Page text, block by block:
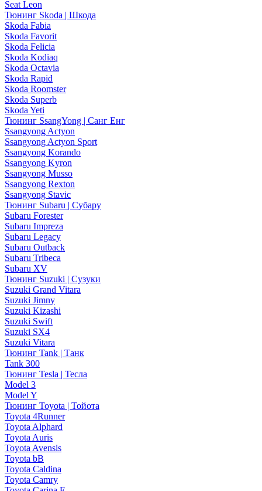
Seat Leon
Тюнинг Skoda | Шкода
Skoda Fabia
Skoda Favorit
Skoda Felicia
Skoda Kodiaq
Skoda Octavia
Skoda Rapid
Skoda Roomster
Skoda Superb
Skoda Yeti
Тюнинг SsangYong | Санг Енг
Ssangyong Actyon
Ssangyong Actyon Sport
Ssangyong Korando
Ssangyong Kyron
Ssangyong Musso
Ssangyong Rexton
Ssangyong Stavic
Тюнинг Subaru | Субару
Subaru Forester
Subaru Impreza
Subaru Legacy
Subaru Outback
Subaru Tribeca
Subaru XV
Тюнинг Suzuki | Сузуки
Suzuki Grand Vitara
Suzuki Jimny
Suzuki Kizashi
Suzuki Swift
Suzuki SX4
Suzuki Vitara
Тюнинг Tank | Танк
Tank 300
Тюнинг Tesla | Тесла
Model 3
Model Y
Тюнинг Toyota | Тойота
Toyota 4Runner
Toyota Alphard
Toyota Auris
Toyota Avensis
Toyota bB
Toyota Caldina
Toyota Camry